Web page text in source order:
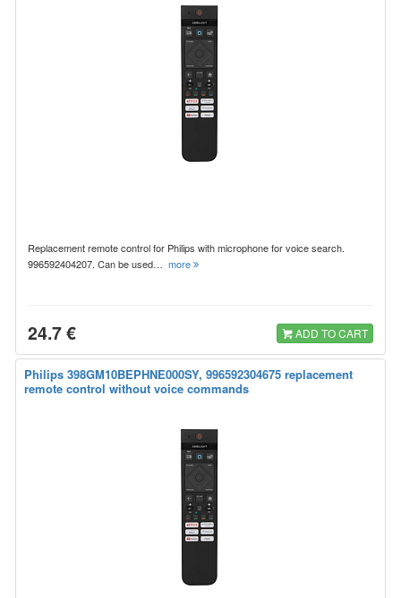
Replacement remote control for Philips with microphone for voice search.
996592404207. Can be used… more
24.7 € ADD TO CART
Philips 398GM10BEPHNE000SY, 996592304675 replacement
remote control without voice commands